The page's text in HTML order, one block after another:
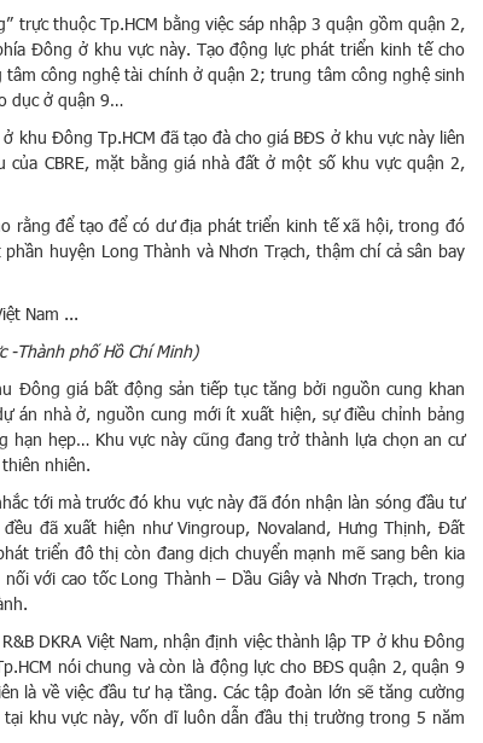
trực thuộc Tp.HCM bằng việc sáp nhập 3 quận gồm quận 2,
Đông ở khu vực này. Tạo động lực phát triển kinh tế cho
công nghệ tài chính ở quận 2; trung tâm công nghệ sinh
dục ở quận 9…
Đông Tp.HCM đã tạo đà cho giá BĐS ở khu vực này liên
CBRE, mặt bằng giá nhà đất ở một số khu vực quận 2,
rằng để tạo để có dư địa phát triển kinh tế xã hội, trong đó
huyện Long Thành và Nhơn Trạch, thậm chí cả sân bay
-Thành phố Hồ Chí Minh)
Đông giá bất động sản tiếp tục tăng bởi nguồn cung khan
án nhà ở, nguồn cung mới ít xuất hiện, sự điều chỉnh bảng
hẹp… Khu vực này cũng đang trở thành lựa chọn an cư
nhiên.
tới mà trước đó khu vực này đã đón nhận làn sóng đầu tư
đã xuất hiện như Vingroup, Novaland, Hưng Thịnh, Đất
triển đô thị còn đang dịch chuyển mạnh mẽ sang bên kia
với cao tốc Long Thành – Dầu Giây và Nhơn Trạch, trong
DKRA Việt Nam, nhận định việc thành lập TP ở khu Đông
nói chung và còn là động lực cho BĐS quận 2, quận 9
là về việc đầu tư hạ tầng. Các tập đoàn lớn sẽ tăng cường
khu vực này, vốn dĩ luôn dẫn đầu thị trường trong 5 năm